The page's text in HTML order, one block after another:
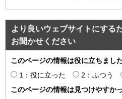
より良いウェブサイトにする
お聞かせください
このページの情報は役に立ちまし
1：役に立った
2：ふつう
このページの情報は見つけやすか